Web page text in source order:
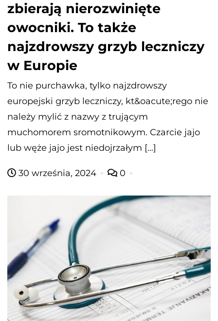
zbierają nierozwinięte
owocniki. To także
najzdrowszy grzyb leczniczy
w Europie
To nie purchawka, tylko najzdrowszy
europejski grzyb leczniczy, kt&oacute;rego nie
należy mylić z nazwy z trującym
muchomorem sromotnikowym. Czarcie jajo
lub węże jajo jest niedojrzałym […]
30 września, 2024 0